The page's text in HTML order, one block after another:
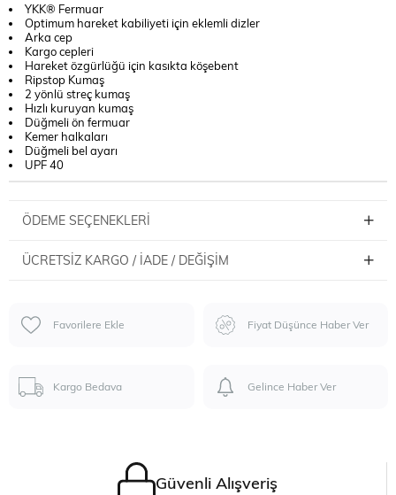
YKK® Fermuar
Optimum hareket kabiliyeti için eklemli dizler
Arka cep
Kargo cepleri
Hareket özgürlüğü için kasıkta köşebent
Ripstop Kumaş
2 yönlü streç kumaş
Hızlı kuruyan kumaş
Düğmeli ön fermuar
Kemer halkaları
Düğmeli bel ayarı
UPF 40
ÖDEME SEÇENEKLERI
ÜCRETSIZ KARGO / İADE / DEĞIŞIM
Favorilere Ekle Fiyat Düşünce Haber Ver
Kargo Bedava Gelince Haber Ver
Güvenli Alışveriş